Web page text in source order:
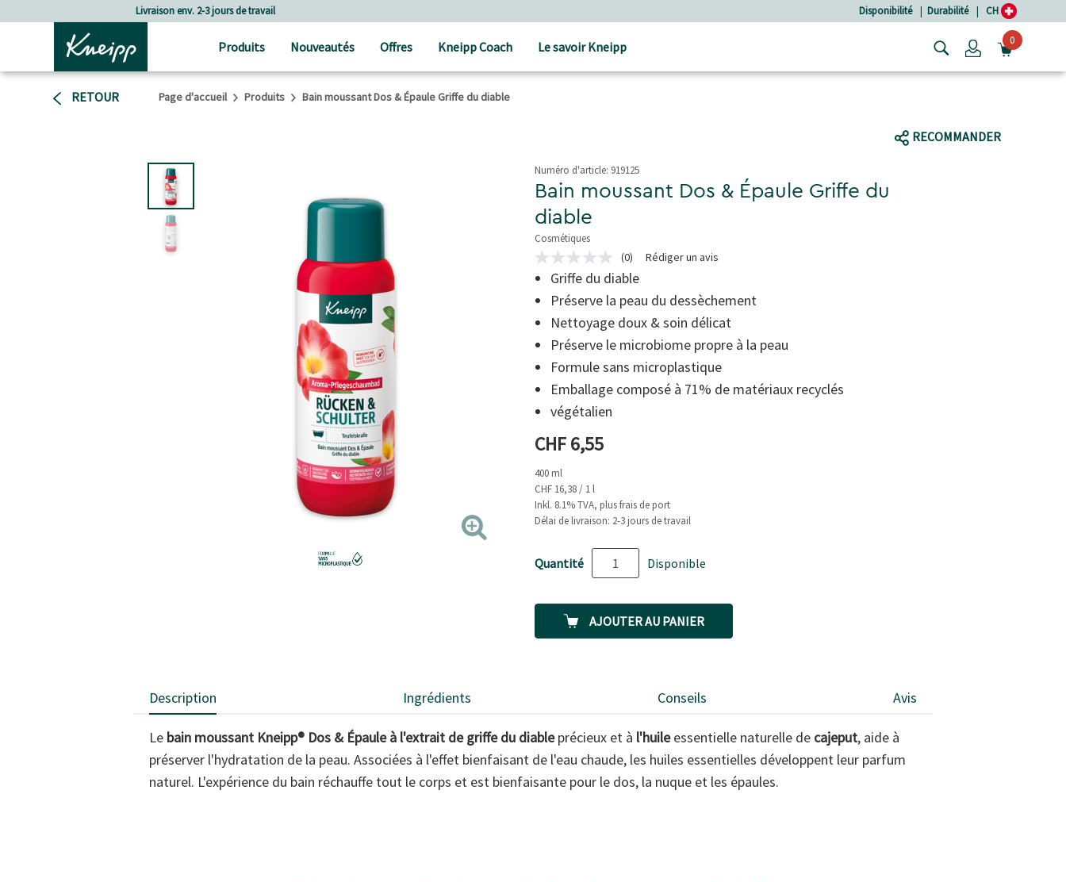
Passer au contenu principal
Passer au contenu du pied de page Frais de port à partir de CHF 80.‒ Disponibilité | Durabilité | CH
Produits Nouveautés Offres Kneipp Coach Le savoir Kneipp Login0
RETOUR Page d'accueil Produits Bain moussant Dos & Épaule Griffe du diable
RECOMMANDER
Numéro d'article: 919125
Bain moussant Dos & Épaule Griffe du
diable
Cosmétiques
3.6 de 5 étoiles
Aucune
valeur
notation
sur
la
même
page.
(0) Rédiger un avis
Griffe du diable
Préserve la peau du dessèchement
Nettoyage doux & soin délicat
Préserve le microbiome propre à la peau
Formule sans microplastique
Emballage composé à 71% de matériaux recyclés
végétalien
Prix actuel
CHF 6,55
400 ml
CHF 16,38 / 1 l
Inkl. 8.1% TVA, plus frais de port
Délai de livraison: 2-3 jours de travail
Quantité Disponible
AJOUTER AU PANIER
Description Ingrédients Conseils Avis
Le bain moussant Kneipp® Dos & Épaule à l'extrait de griffe du diableprécieux et à l'huileessentielle naturelle de cajeput, aide à
préserver l'hydratation de la peau. Associées à l'effet bienfaisant de l'eau chaude, les huiles essentielles développent leur parfum
naturel. L'expérience du bain réchauffe tout le corps et est bienfaisante pour le dos, la nuque et les épaules.